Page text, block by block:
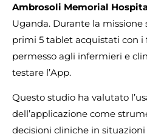
Ambrosoli Memorial
Uganda. Durante la missione
primi 5 tablet acquistati con i
permesso agli infermieri e
testare l’App.
Questo studio ha valutato
dell’applicazione come
decisioni cliniche in